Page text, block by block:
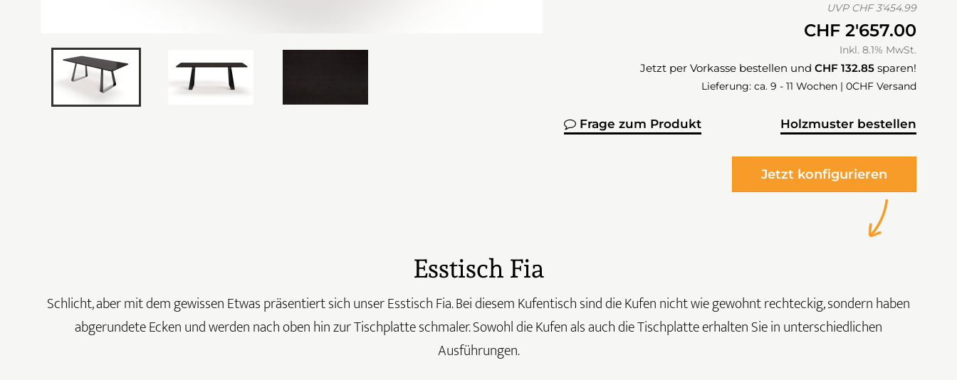
UVP CHF 3'454.99
CHF 2'657.00
Inkl. 8.1% MwSt.
Jetzt per Vorkasse bestellen und CHF 132.85 sparen!
Lieferung: ca. 9 - 11 Wochen | 0CHF Versand
Holzmuster bestellen
Frage zum Produkt
Jetzt konfigurieren
Esstisch Fia
Schlicht, aber mit dem gewissen Etwas präsentiert sich unser Esstisch Fia. Bei diesem Kufentisch sind die Kufen nicht wie gewohnt rechteckig, sondern haben
abgerundete Ecken und werden nach oben hin zur Tischplatte schmaler. Sowohl die Kufen als auch die Tischplatte erhalten Sie in unterschiedlichen
Ausführungen.